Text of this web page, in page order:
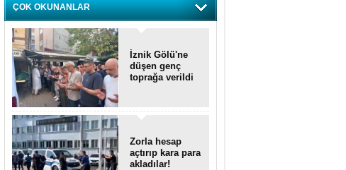
ÇOK OKUNANLAR
İznik Gölü'ne
düşen genç
toprağa verildi
Zorla hesap
açtırıp kara para
akladılar!